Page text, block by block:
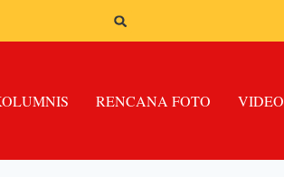
RENCANA FOTO VIDEO